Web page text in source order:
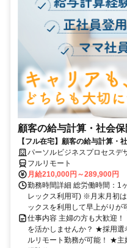
顧客の給与計算・社会
【フル在宅】顧客の給与計算・
パーソルビジネスプロセスデ
フルリモート
月給210,000円～289,900円
勤務時間詳細 総労働時間：1
レックス利用可) ※月末月初
ックスを利用して早上がり
仕事内容 主婦の方も大歓迎
を活かしませんか？ ★採用
ルリモート勤務が可能！ ★